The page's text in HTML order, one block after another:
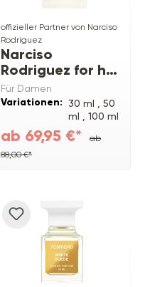
offizieller Partner von Narciso
Rodriguez
Narciso
Rodriguez for her
Pure Musc Blanc
EDP Intense
Für Damen
Variationen: 30 ml , 50
ml , 100 ml
ab 69,95 €*
ab
88,00 €*